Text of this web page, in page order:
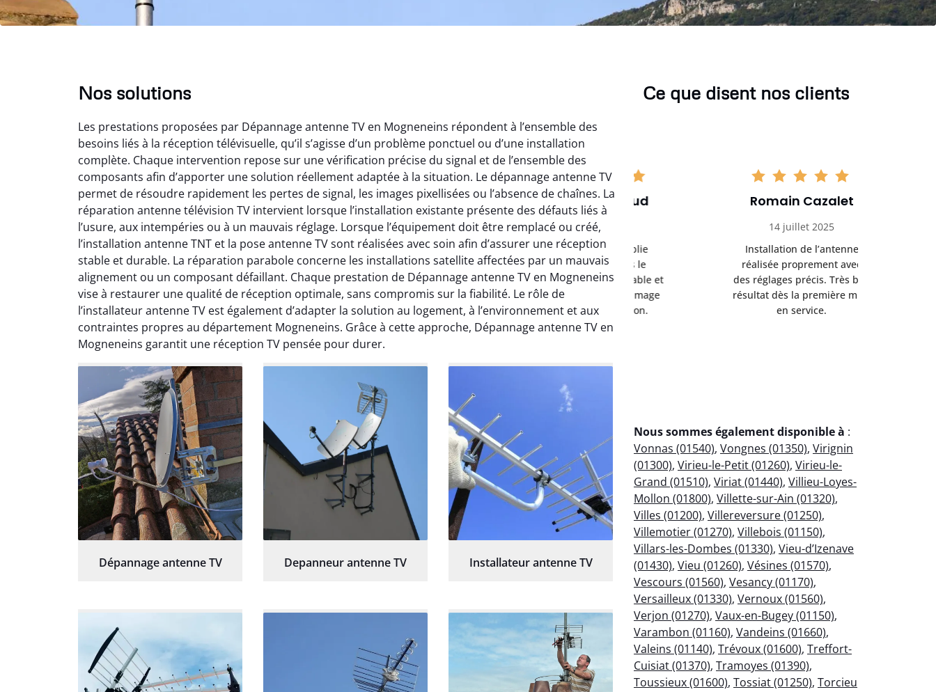
Nos solutions
Les prestations proposées par Dépannage antenne TV en Mogneneins répondent à l’ensemble des
besoins liés à la réception télévisuelle, qu’il s’agisse d’un problème ponctuel ou d’une installation
complète. Chaque intervention repose sur une vérification précise du signal et de l’ensemble des
composants afin d’apporter une solution réellement adaptée à la situation. Le dépannage antenne TV
permet de résoudre rapidement les pertes de signal, les images pixellisées ou l’absence de chaînes. La
réparation antenne télévision TV intervient lorsque l’installation existante présente des défauts liés à
l’usure, aux intempéries ou à un mauvais réglage. Lorsque l’équipement doit être remplacé ou créé,
l’installation antenne TNT et la pose antenne TV sont réalisées avec soin afin d’assurer une réception
stable et durable. La réparation parabole concerne les installations satellite affectées par un mauvais
alignement ou un composant défaillant. Chaque prestation de Dépannage antenne TV en Mogneneins
vise à restaurer une qualité de réception optimale, sans compromis sur la fiabilité. Le rôle de
l’installateur antenne TV est également d’adapter la solution au logement, à l’environnement et aux
contraintes propres au département Mogneneins. Grâce à cette approche, Dépannage antenne TV en
Mogneneins garantit une réception TV pensée pour durer.
Dépannage antenne TV Depanneur antenne TV Installateur antenne TV
Ce que disent nos clients
Mathieu Chabert
29 janvier 2026
Très bon travail sur
l’installation et l’orientation
de l’antenne. Résultat
immédiat et durable.
Thomas Giraud
27 juin 2025
Réception TV rétablie
rapidement après le
dépannage. Signal stable et
excellente qualité d’image
depuis l’intervention.
Romain Cazalet
14 juillet 2025
Installation de l’antenne
réalisée proprement avec
des réglages précis. Très bon
résultat dès la première mise
Nous sommes également disponible à :
Vonnas (01540), Vongnes (01350), Virignin
(01300), Virieu-le-Petit (01260), Virieu-le-
Grand (01510), Viriat (01440), Villieu-Loyes-
Mollon (01800), Villette-sur-Ain (01320),
Villes (01200), Villereversure (01250),
Villemotier (01270), Villebois (01150),
Villars-les-Dombes (01330), Vieu-d’Izenave
(01430), Vieu (01260), Vésines (01570),
Vescours (01560), Vesancy (01170),
Versailleux (01330), Vernoux (01560),
Verjon (01270), Vaux-en-Bugey (01150),
Varambon (01160), Vandeins (01660),
Valeins (01140), Trévoux (01600), Treffort-
Cuisiat (01370), Tramoyes (01390),
Toussieux (01600), Tossiat (01250), Torcieu